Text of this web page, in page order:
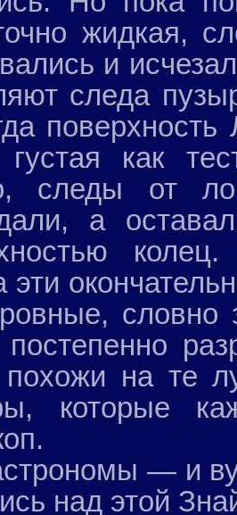
жидкая,
и
следа
густая как
следы от
а
эти
словно
постепенно
похожи на те
которые
— и
над этой